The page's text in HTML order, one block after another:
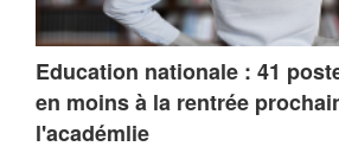
Education nationale : 41
en moins à la rentrée
l'académlie